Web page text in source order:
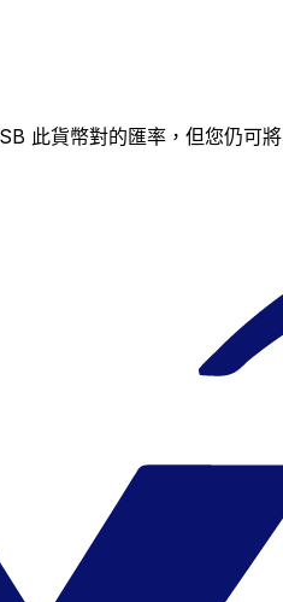
此貨幣對的匯率，但您仍可